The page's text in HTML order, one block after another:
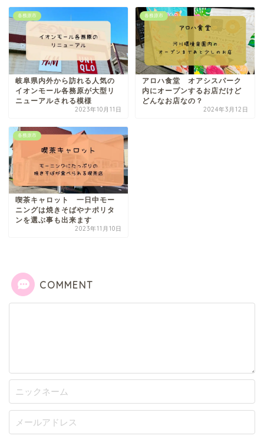
各務原市
岐阜県内外から訪れる人気の
イオンモール各務原が大型リ
ニューアルされる模様
2023年10月11日
各務原市
アロハ食堂 オアシスパーク
内にオープンするお店だけど
どんなお店なの？
2024年3月12日
各務原市
喫茶キャロット 一日中モー
ニングは焼きそばやナポリタ
ンを選ぶ事も出来ます
2023年11月10日
COMMENT